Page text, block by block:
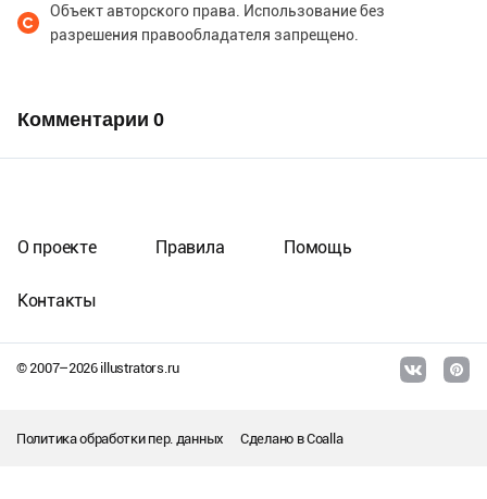
Объект авторского права. Использование без
разрешения правообладателя запрещено.
Комментарии 0
© 2007–2026illustrators.ru
О проекте Правила Помощь
Контакты
Политика обработки пер. данных Сделано вCoalla